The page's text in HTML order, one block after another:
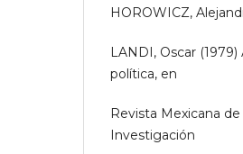
HOROWICZ,
LANDI, Oscar
política, en
Revista Mexicana
Investigación